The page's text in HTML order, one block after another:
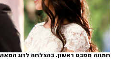
חתונה ממבט ראשון. בהצלחה לזוג